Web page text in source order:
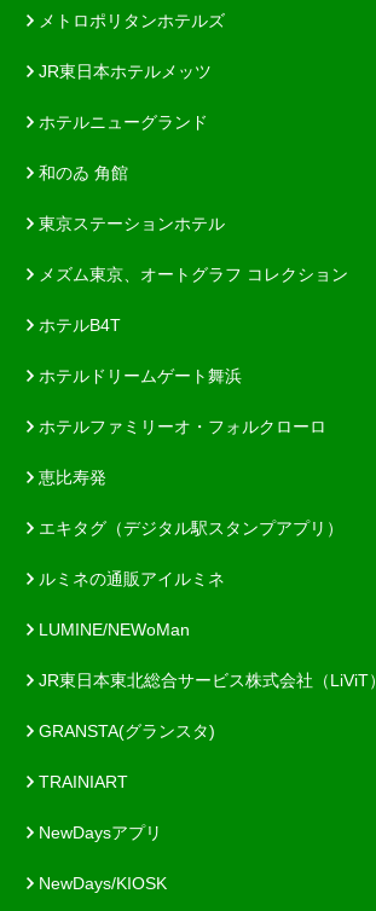
メトロポリタンホテルズ
JR東日本ホテルメッツ
ホテルニューグランド
和のゐ 角館
東京ステーションホテル
メズム東京、オートグラフ コレクション
ホテルB4T
ホテルドリームゲート舞浜
ホテルファミリーオ・フォルクローロ
恵比寿発
エキタグ（デジタル駅スタンプアプリ）
ルミネの通販アイルミネ
LUMINE/NEWoMan
JR東日本東北総合サービス株式会社（LiViT）
GRANSTA(グランスタ)
TRAINIART
NewDaysアプリ
NewDays/KIOSK